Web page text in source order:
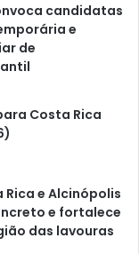
candidatas
e
de
Costa Rica
e Alcinópolis
e fortalece
das lavouras